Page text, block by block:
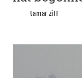
tamar ziff